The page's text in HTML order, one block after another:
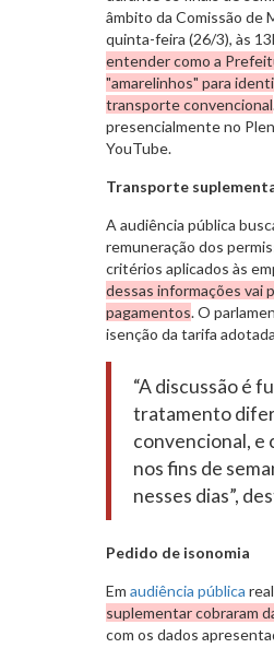
âmbito da Comissão de
quinta-feira (26/3), às
entender como a
"amarelinhos" para
transporte convencional
presencialmente no
YouTube.
Transporte
A audiência pública
remuneração dos
critérios aplicados às
dessas informações vai
pagamentos. O
isenção da tarifa
“A discussão é
tratamento
convencional, e
nos fins de
nesses dias”,
Pedido de isonomia
Em audiência pública
suplementar cobraram
com os dados